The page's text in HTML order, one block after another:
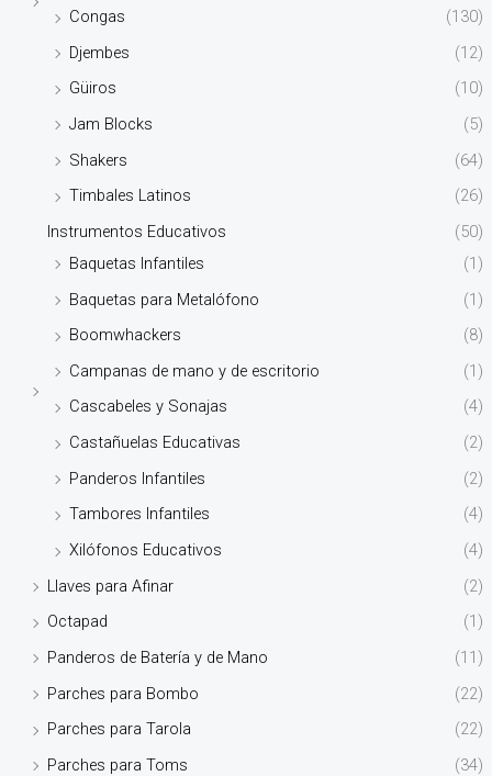
Congas
(130)
Djembes
(12)
Güiros
(10)
Jam Blocks
(5)
Shakers
(64)
Timbales Latinos
(26)
Instrumentos Educativos
(50)
Baquetas Infantiles
(1)
Baquetas para Metalófono
(1)
Boomwhackers
(8)
Campanas de mano y de escritorio
(1)
Cascabeles y Sonajas
(4)
Castañuelas Educativas
(2)
Panderos Infantiles
(2)
Tambores Infantiles
(4)
Xilófonos Educativos
(4)
Llaves para Afinar
(2)
Octapad
(1)
Panderos de Batería y de Mano
(11)
Parches para Bombo
(22)
Parches para Tarola
(22)
Parches para Toms
(34)